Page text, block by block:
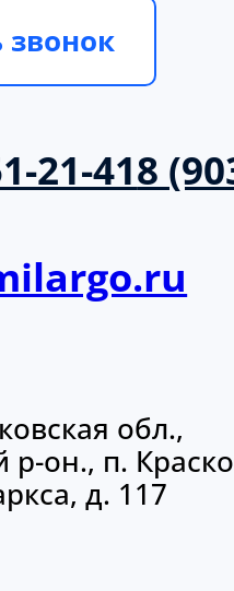
звонок
21-418
обл.,
он., п.
д. 117